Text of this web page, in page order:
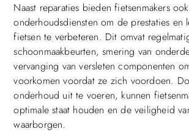
Naast reparaties bieden fietsenmakers ook
onderhoudsdiensten om de prestaties en
fietsen te verbeteren. Dit omvat
schoonmaakbeurten, smering van
vervanging van versleten componenten
voorkomen voordat ze zich voordoen.
onderhoud uit te voeren, kunnen
optimale staat houden en de veiligheid
waarborgen.